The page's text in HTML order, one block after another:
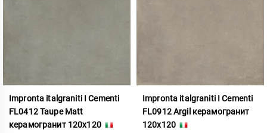
Impronta italgraniti I Cementi
FL0412 Taupe Matt
керамогранит 120x120
Impronta italgraniti I Cementi
FL0912 Argil керамогранит
120x120